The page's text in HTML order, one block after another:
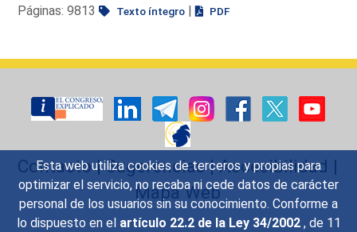
Esta web utiliza cookies de terceros y propias para
optimizar el servicio, no recaba ni cede datos de carácter
personal de los usuarios sin su conocimiento. Conforme a
lo dispuesto en el artículo 22.2 de la Ley 34/2002 , de 11
Páginas: 9813
Texto íntegro | PDF
Contacto|Sugerencias|Accesibilidad |
Mapa Web